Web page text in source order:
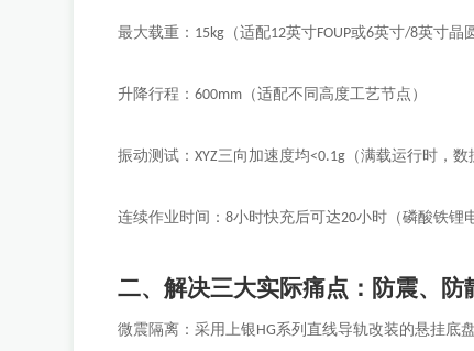
最大载重： 15kg （适配12英寸FOUP或6英寸/8英寸晶
升降行程：600mm （适配不同高度工艺节点）
振动测试：XYZ三向加速度均<0.1g （满载运行时，
连续作业时间：8小时快充后可达20小时（磷酸铁锂
二、解决三大实际痛点：防震、防
微震隔离：采用上银HG系列直线导轨改装的悬挂底